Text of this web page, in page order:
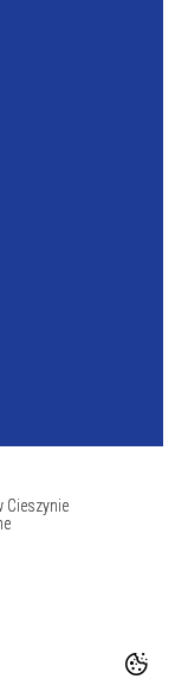
Cieszynie